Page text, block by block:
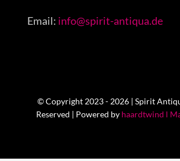
Email: info@spirit-antiqua.de
© Copyright 2023 - 2026 | Spirit
Reserved | Powered by haardtwind l